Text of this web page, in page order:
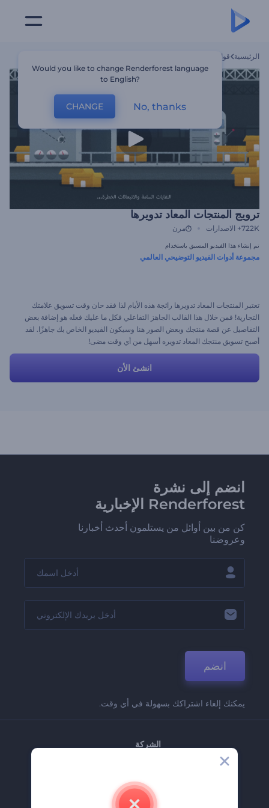
الرئيسية قوالب
ترويج المنتجات المعاد تدويرها
722K+ الاصدارات مرن
تم إنشاء هذا الفيديو المسبق باستخدام
مجموعة أدوات الفيديو التوضيحي العالمي
تعتبر المنتجات المعاد تدويرها رائجة هذه الأيام لذا فقد حان وقت تسويق علامتك
التجارية! فمن خلال هذا القالب الجاهز التفاعلي فكل ما عليك فعله هو إضافة بعض
التفاصيل عن قصة منتجك وبعض الصور هنا وسيكون الفيديو الخاص بك جاهزًا. لقد
أصبح تسويق منتجك المعاد تدويره أسهل من أي وقت مضى!
انشئ الأن
انضم إلى نشرة
Renderforest الإخبارية
كن من بين أوائل من يستلمون أحدث أخبارنا
وعروضنا
انضم
يمكنك إلغاء اشتراكك بسهولة في أي وقت.
الشركة
اتصل بنا
وظائف
Would you like to change Renderforest language
to English?
CHANGE No, thanks